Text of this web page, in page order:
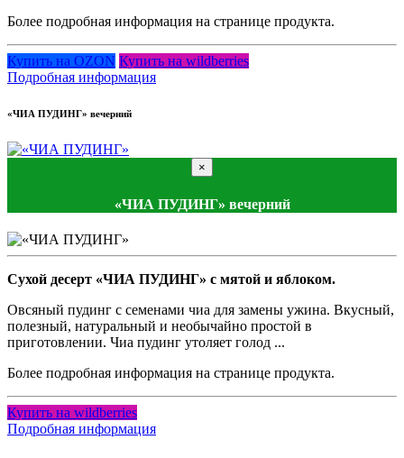
Более подробная информация на странице продукта.
Купить на OZON Купить на wildberries
Подробная информация
«ЧИА ПУДИНГ» вечерний
×
«ЧИА ПУДИНГ» вечерний
Сухой десерт «ЧИА ПУДИНГ» с мятой и яблоком.
Овсяный пудинг с семенами чиа для замены ужина. Вкусный,
полезный, натуральный и необычайно простой в
приготовлении. Чиа пудинг утоляет голод ...
Более подробная информация на странице продукта.
Купить на wildberries
Подробная информация